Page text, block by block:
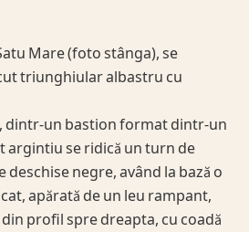
Mare (foto stânga), se
triunghiular albastru cu
dintr-un bastion format dintr-un
argintiu se ridică un turn de
negre, având la bază o
apărată de un leu rampant,
din profil spre dreapta, cu coadă